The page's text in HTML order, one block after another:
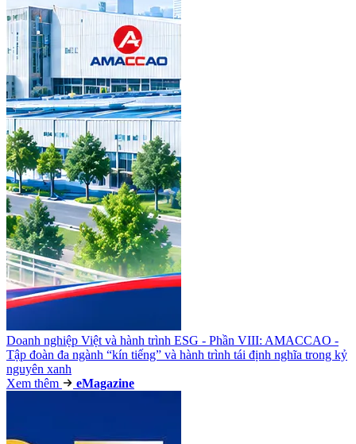
Doanh nghiệp Việt và hành trình ESG - Phần VIII: AMACCAO -
Tập đoàn đa ngành “kín tiếng” và hành trình tái định nghĩa trong kỷ
nguyên xanh
Xem thêm
eMagazine